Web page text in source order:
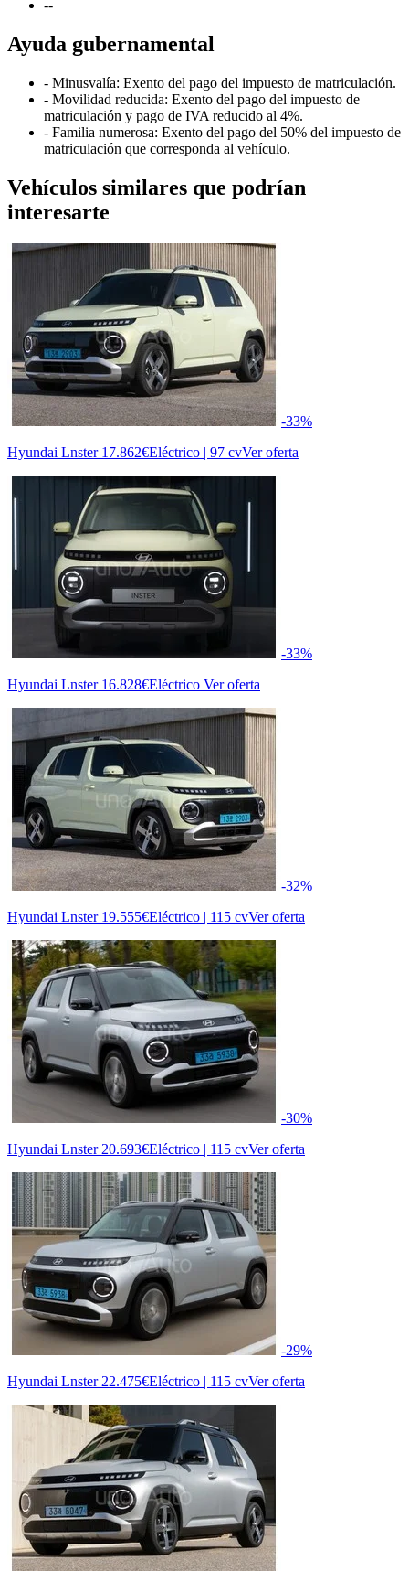
--
Ayuda gubernamental
- Minusvalía: Exento del pago del impuesto de matriculación.
- Movilidad reducida: Exento del pago del impuesto de
matriculación y pago de IVA reducido al 4%.
- Familia numerosa: Exento del pago del 50% del impuesto de
matriculación que corresponda al vehículo.
Vehículos similares que podrían
interesarte
-33%
Hyundai Lnster 17.862€Eléctrico | 97 cvVer oferta
-33%
Hyundai Lnster 16.828€Eléctrico Ver oferta
-32%
Hyundai Lnster 19.555€Eléctrico | 115 cvVer oferta
-30%
Hyundai Lnster 20.693€Eléctrico | 115 cvVer oferta
-29%
Hyundai Lnster 22.475€Eléctrico | 115 cvVer oferta